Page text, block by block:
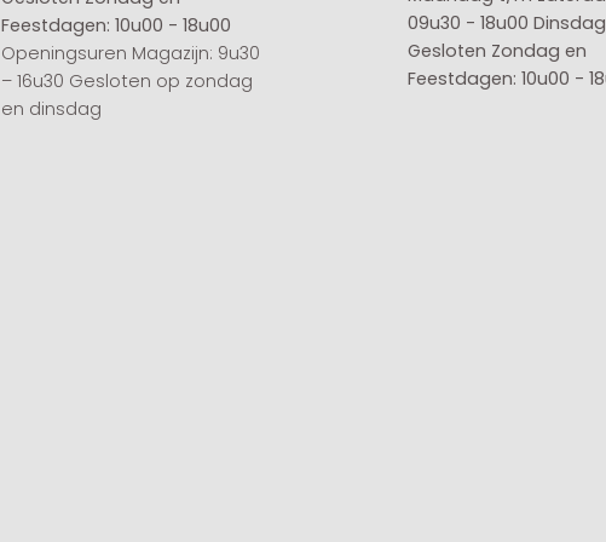
Feestdagen: 10u00 - 18u00
Openingsuren Magazijn: 9u30
– 16u30 Gesloten op zondag
en dinsdag
09u30 - 18u00
Gesloten Zondag en
Feestdagen: 10u00 -